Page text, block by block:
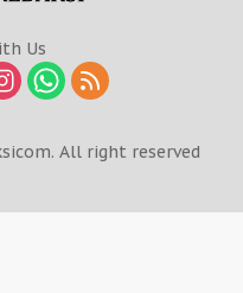
Us
All right reserved